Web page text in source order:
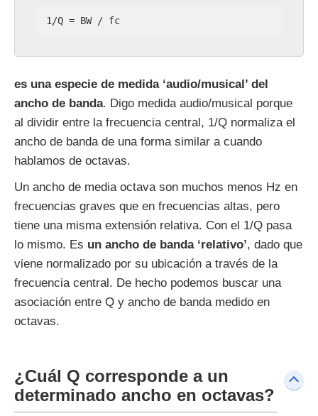
1/Q = BW / fc
es una especie de medida ‘audio/musical’ del
ancho de banda. Digo medida audio/musical porque
al dividir entre la frecuencia central, 1/Q normaliza el
ancho de banda de una forma similar a cuando
hablamos de octavas.
Un ancho de media octava son muchos menos Hz en
frecuencias graves que en frecuencias altas, pero
tiene una misma extensión relativa. Con el 1/Q pasa
lo mismo. Es un ancho de banda ‘relativo’, dado que
viene normalizado por su ubicación a través de la
frecuencia central. De hecho podemos buscar una
asociación entre Q y ancho de banda medido en
octavas.
¿Cuál Q corresponde a un
determinado ancho en octavas?